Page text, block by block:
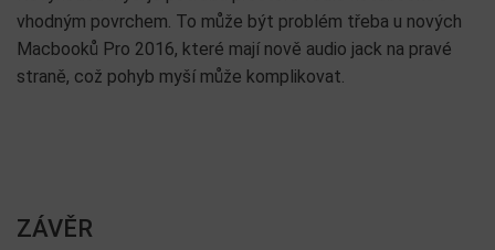
vhodným povrchem. To může být problém třeba u nových
Macbooků Pro 2016, které mají nově audio jack na pravé
straně, což pohyb myší může komplikovat.
ZÁVĚR